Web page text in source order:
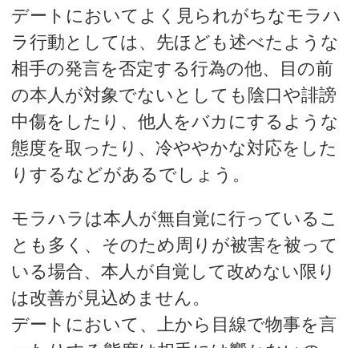
デートにおいてよく見られがちなモラハ
ラ行動としては、先ほども述べたような
相手の発言を否定する行為の他、目の前
の本人が対象でないとしても陰口や誹謗
中傷をしたり、他人をバカにするような
態度を取ったり、冷ややかな対応をした
りするなどがあるでしょう。
モラハラは本人が無自覚に行っているこ
とも多く、そのため周りが被害を被って
いる場合、本人が自覚して改めない限り
は改善が見込めません。
デートにおいて、上から目線で物事を言